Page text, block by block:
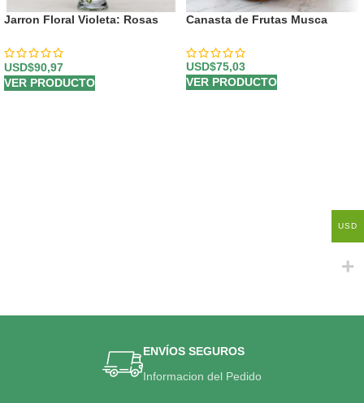
Jarron Floral Violeta: Rosas
Cristal ✨
USD$90,97
VER PRODUCTO
Canasta de Frutas Musca
USD$75,03
VER PRODUCTO
ENVÍOS SEGUROS
Informacion del Pedido
USD